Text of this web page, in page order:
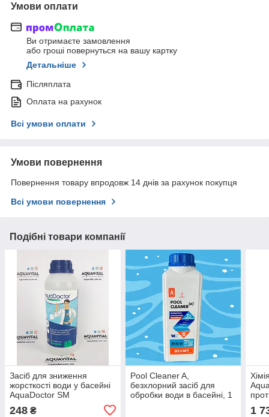
Умови оплати
Ви отримаєте замовлення
або гроші повернуться на вашу картку
Детальніше
Післяплата
Оплата на рахунок
Всі умови оплати
Умови повернення
Повернення товару впродовж 14 днів за рахунок покупця
Всі умови повернення
Подібні товари компанії
Засіб для зниження
жорсткості води у басейні
AquaDoctor SM
248 ₴
Pool Cleaner A,
безхлорний засіб для
обробки води в басейні, 1
1